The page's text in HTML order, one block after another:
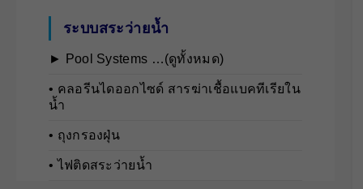
ระบบสระว่ายน้ำ
► Pool Systems …(ดูทั้งหมด)
• คลอรีนไดออกไซด์ สารฆ่าเชื้อแบคทีเรียใน
น้ำ
• ถุงกรองฝุ่น
• ไฟติดสระว่ายน้ำ